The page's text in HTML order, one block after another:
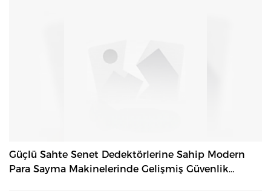
Güçlü Sahte Senet Dedektörlerine Sahip Modern
Para Sayma Makinelerinde Gelişmiş Güvenlik